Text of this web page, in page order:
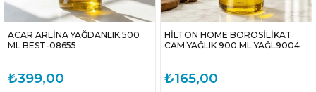
ACAR ARLİNA YAĞDANLIK 500
ML BEST-08655
₺399,00
HİLTON HOME BOROSİLİKAT
CAM YAĞLIK 900 ML YAĞL9004
₺165,00